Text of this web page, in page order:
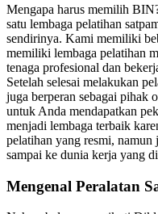
Mengapa harus memilih
satu lembaga pelatihan
sendirinya. Kami memiliki
memiliki lembaga pelatihan
tenaga profesional dan
Setelah selesai melakukan
juga berperan sebagai pihak
untuk Anda mendapatkan
menjadi lembaga terbaik
pelatihan yang resmi, namun
sampai ke dunia kerja yang
Mengenal Peralatan